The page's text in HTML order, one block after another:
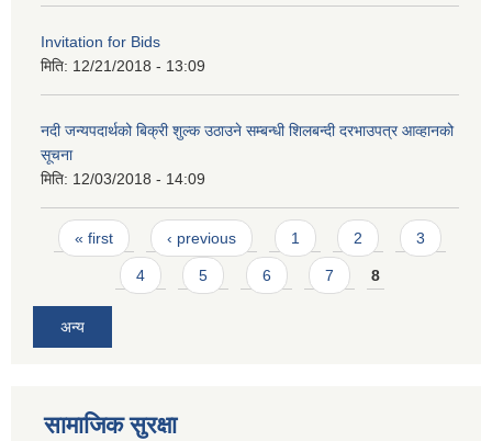
Invitation for Bids
मिति: 12/21/2018 - 13:09
नदी जन्यपदार्थको बिक्री शुल्क उठाउने सम्बन्धी शिलबन्दी दरभाउपत्र आव्हानको
सूचना
मिति: 12/03/2018 - 14:09
Pages
« first ‹ previous 1 2 3
4 5 6 7 8
अन्य
सामाजिक सुरक्षा